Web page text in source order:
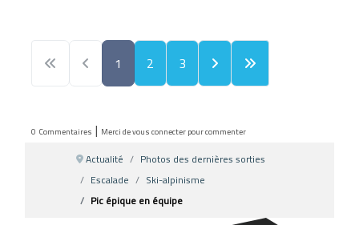
1 2 3
0 Commentaires | Merci de vous connecter pour commenter
Actualité
Photos des dernières sorties
Escalade
Ski-alpinisme
Pic épique en équipe